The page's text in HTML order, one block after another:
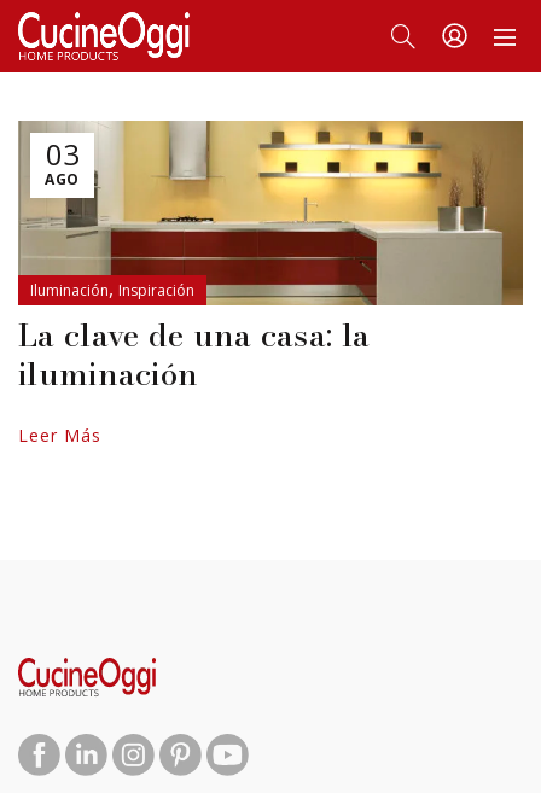
03
AGO
Iluminación, Inspiración
La clave de una casa: la
iluminación
Leer Más